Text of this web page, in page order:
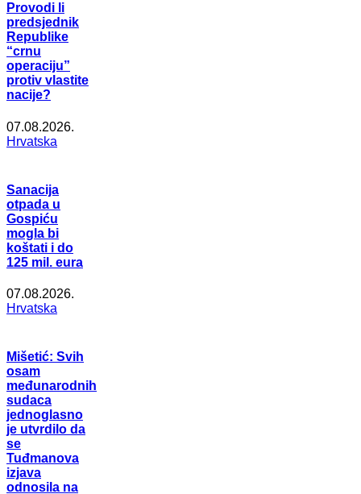
Provodi li
predsjednik
Republike
“crnu
operaciju”
protiv vlastite
nacije?
07.08.2026.
Hrvatska
Sanacija
otpada u
Gospiću
mogla bi
koštati i do
125 mil. eura
07.08.2026.
Hrvatska
Mišetić: Svih
osam
međunarodnih
sudaca
jednoglasno
je utvrdilo da
se
Tuđmanova
izjava
odnosila na